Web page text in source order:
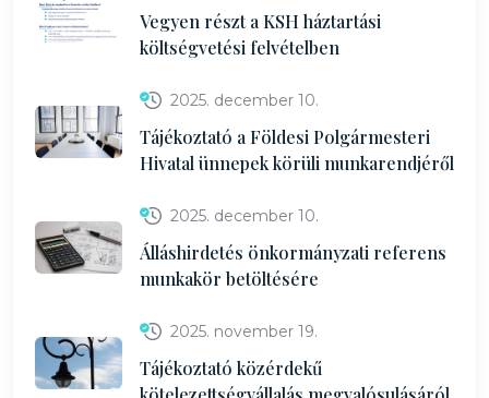
Vegyen részt a KSH háztartási
költségvetési felvételben
2025. december 10.
Tájékoztató a Földesi Polgármesteri
Hivatal ünnepek körüli munkarendjéről
2025. december 10.
Álláshirdetés önkormányzati referens
munkakör betöltésére
2025. november 19.
Tájékoztató közérdekű